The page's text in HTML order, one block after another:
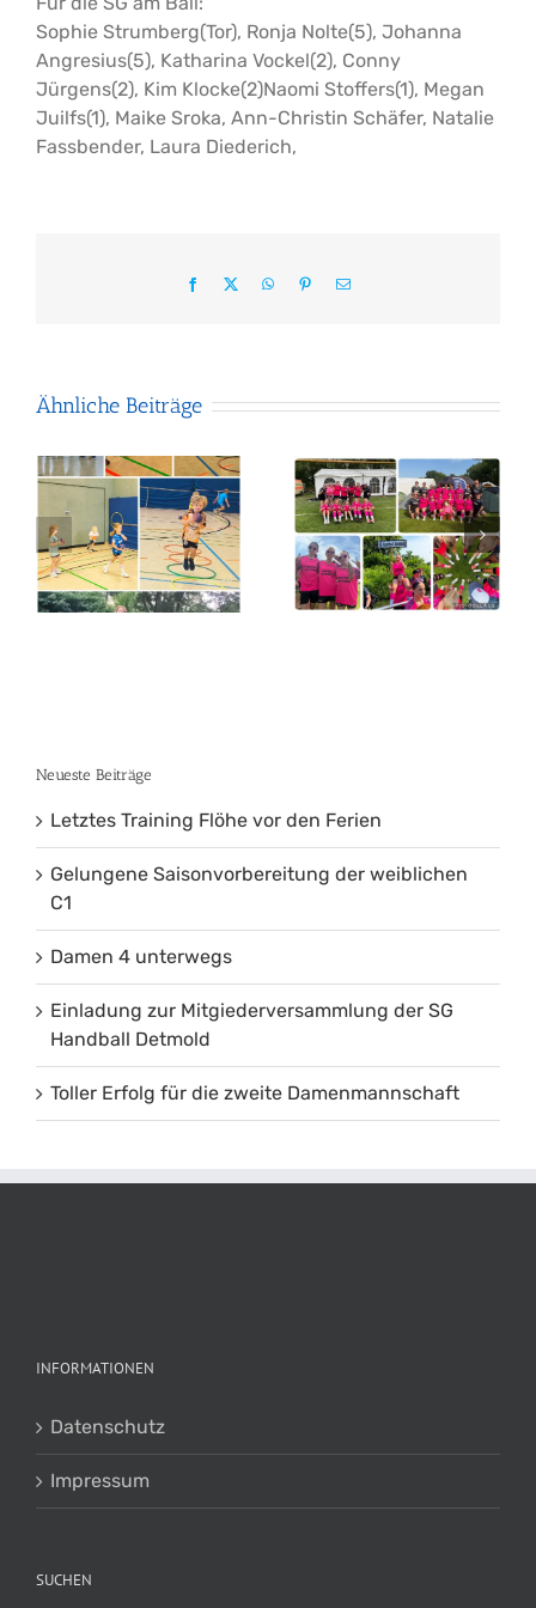
Sophie Strumberg(Tor), Ronja Nolte(5), Johanna
Angresius(5), Katharina Vockel(2), Conny
Jürgens(2), Kim Klocke(2)Naomi Stoffers(1), Megan
Juilfs(1), Maike Sroka, Ann-Christin Schäfer, Natalie
Fassbender, Laura Diederich,
Facebook WhatsAppPinterestE-
Ähnliche Beiträge
Gelungene
Saisonvorbereitung
der
weiblichen
Damen 4
unterwegs
Neueste Beiträge
Letztes Training Flöhe vor den Ferien
Gelungene Saisonvorbereitung der weiblichen
C1
Damen 4 unterwegs
Einladung zur Mitgiederversammlung der SG
Handball Detmold
Toller Erfolg für die zweite Damenmannschaft
INFORMATIONEN
Datenschutz
Impressum
SUCHEN